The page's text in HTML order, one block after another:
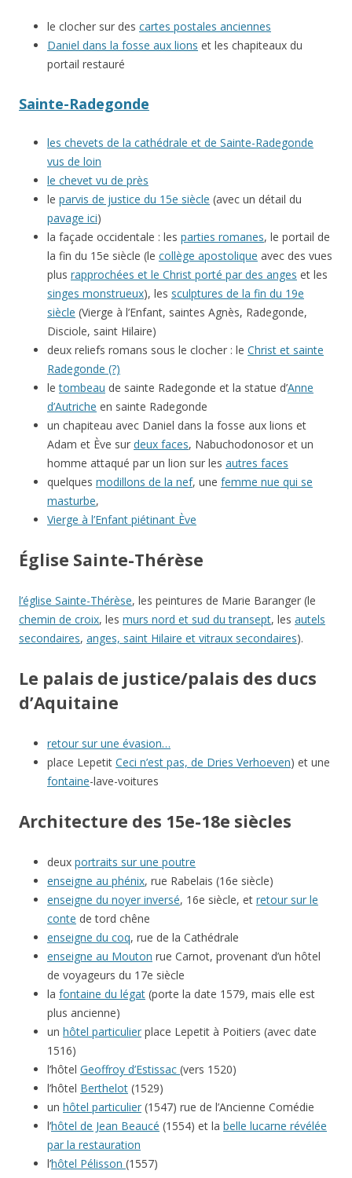
le clocher sur des cartes postales anciennes
Daniel dans la fosse aux lions et les chapiteaux du
portail restauré
Sainte-Radegonde
les chevets de la cathédrale et de Sainte-Radegonde
vus de loin
le chevet vu de près
le parvis de justice du 15e siècle (avec un détail du
pavage ici)
la façade occidentale : les parties romanes, le portail de
la fin du 15e siècle (le collège apostolique avec des vues
plus rapprochées et le Christ porté par des anges et les
singes monstrueux), les sculptures de la fin du 19e
siècle (Vierge à l’Enfant, saintes Agnès, Radegonde,
Disciole, saint Hilaire)
deux reliefs romans sous le clocher : le Christ et sainte
Radegonde (?)
letombeau de sainte Radegonde et la statue d’Anne
d’Autriche en sainte Radegonde
un chapiteau avec Daniel dans la fosse aux lions et
Adam et Ève sur deux faces, Nabuchodonosor et un
homme attaqué par un lion sur les autres faces
quelques modillons de la nef, une femme nue qui se
masturbe,
Vierge à l’Enfant piétinant Ève
Église Sainte-Thérèse
l’église Sainte-Thérèse, les peintures de Marie Baranger (le
chemin de croix, les murs nord et sud du transept, les autels
secondaires, anges, saint Hilaire et vitraux secondaires).
Le palais de justice/palais des ducs
d’Aquitaine
retour sur une évasion…
place Lepetit Ceci n’est pas, de Dries Verhoeven) et une
fontaine-lave-voitures
Architecture des 15e-18e siècles
deux portraits sur une poutre
enseigne au phénix, rue Rabelais (16e siècle)
enseigne du noyer inversé, 16e siècle, et retour sur le
conte de tord chêne
enseigne du coq, rue de la Cathédrale
enseigne au Mouton rue Carnot, provenant d’un hôtel
de voyageurs du 17e siècle
la fontaine du légat (porte la date 1579, mais elle est
plus ancienne)
un hôtel particulier place Lepetit à Poitiers (avec date
1516)
l’hôtel Geoffroy d’Estissac (vers 1520)
l’hôtel Berthelot (1529)
un hôtel particulier (1547) rue de l’Ancienne Comédie
l’hôtel de Jean Beaucé (1554) et la belle lucarne révélée
par la restauration
l’hôtel Pélisson (1557)